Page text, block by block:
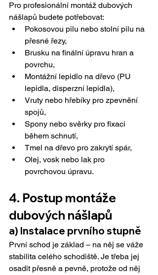
Pro profesionální montáž dubových
nášlapů budete potřebovat:
Pokosovou pilu nebo stolní pilu na
přesné řezy,
Brusku na finální úpravu hran a
povrchu,
Montážní lepidlo na dřevo (PU
lepidla, disperzní lepidla),
Vruty nebo hřebíky pro zpevnění
spojů,
Spony nebo svěrky pro fixaci
během schnutí,
Tmel na dřevo pro zakrytí spár,
Olej, vosk nebo lak pro
povrchovou úpravu.
4. Postup montáže
dubových nášlapů
a) Instalace prvního stupně
První schod je základ – na něj se váže
stabilita celého schodiště. Je třeba jej
osadit přesně a pevně, protože od něj